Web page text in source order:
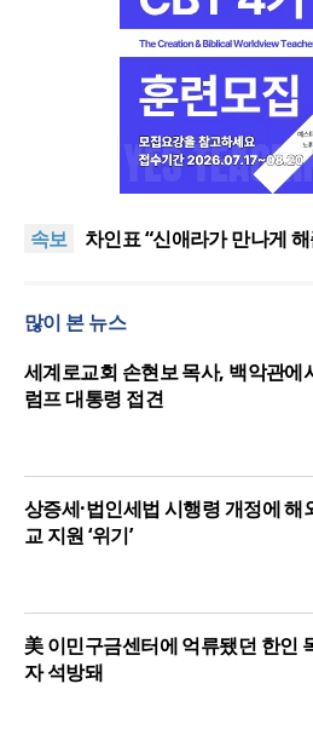
속보
올리벳대학교, 120만 평 리
구 사용 승인… 장기 개발
세계로교회 손현보 목사,
차인표 “신애라가 만나게
구 사용 승인… 장기 개발 기
세계로교회 손현보 목사, 백
많이 본 뉴스
세계로교회 손현보 목사, 백악관에
럼프 대통령 접견
상증세·법인세법 시행령 개정에 해
교 지원 ‘위기’
美 이민구금센터에 억류됐던 한인
자 석방돼